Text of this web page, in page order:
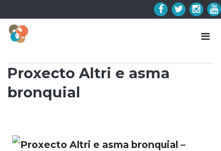
to
content
Facebook
Twitter
Proxecto Altri e asma
bronquial
Proxecto Altri e asma bronquial –